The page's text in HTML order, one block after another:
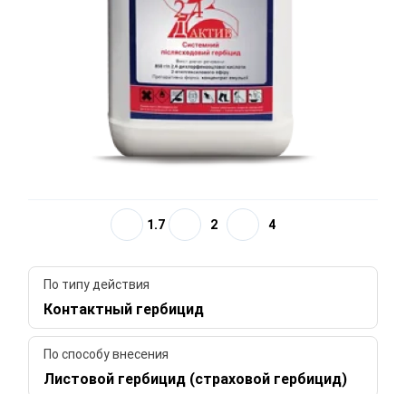
1.7 2 4
По типу действия
Контактный гербицид
По способу внесения
Листовой гербицид (страховой гербицид)